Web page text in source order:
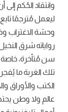
وانتقاد الحُكم
ليعمل مُترجمًا
وحشة الاغتراب
سن مُتأخرة، خاصة
تلك الغربة ما
الكتب والأوراق
عالم ولا وطن